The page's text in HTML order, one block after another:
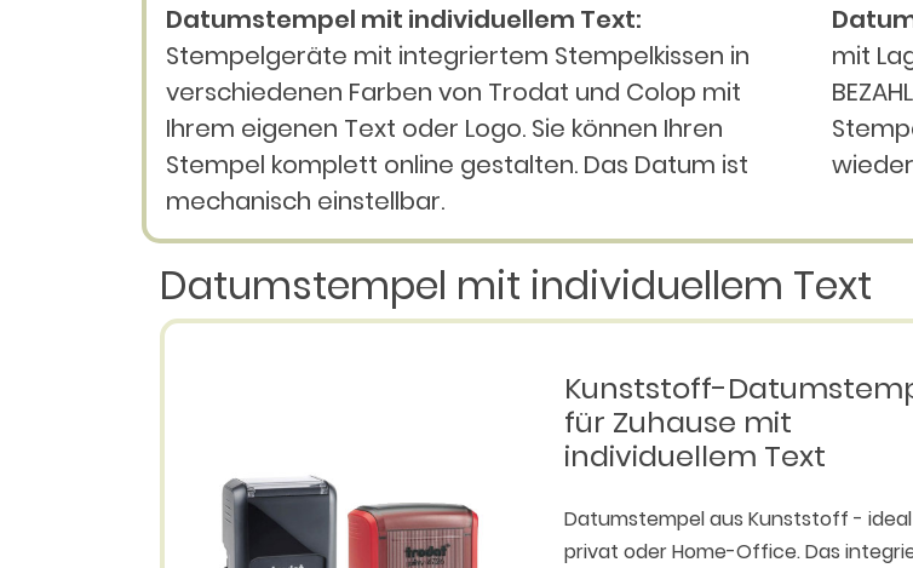
Datumstempel mit individuellem Text:
Stempelgeräte mit integriertem Stempelkissen in
verschiedenen Farben von Trodat und Colop mit
Ihrem eigenen Text oder Logo. Sie können Ihren
Stempel komplett online gestalten. Das Datum ist
mechanisch einstellbar.
mit
Datumstempel mit individuellem Text
Kunststoff-
für Zuhause mit
individuellem Text
Datumstempel aus Kunststoff -
privat oder Home-Office. Das